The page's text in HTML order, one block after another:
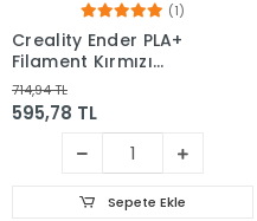
(1)
Creality Ender PLA+
Filament Kırmızı
1.75mm 1kg
714,94 TL
595,78 TL
Sepete Ekle